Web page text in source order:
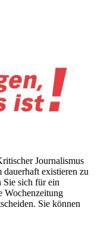
Journalismus
existieren zu
Sie sich für ein
Wochenzeitung
Sie können